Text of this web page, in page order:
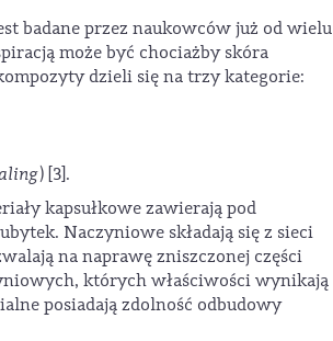
badane przez naukowców już od wielu
może być chociażby skóra
dzieli się na trzy kategorie:
) [3].
kapsułkowe zawierają pod
Naczyniowe składają się z sieci
na naprawę zniszczonej części
których właściwości wynikają
posiadają zdolność odbudowy